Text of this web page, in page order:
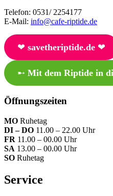
Telefon: 0531/ 2254177
E-Mail: info@cafe-riptide.de
❤︎ savetheriptide.de❤︎
➸ Mit dem Riptide in
Öffnungszeiten
MO Ruhetag
DI – DO 11.00 – 22.00 Uhr
FR 11.00 – 00.00 Uhr
SA 13.00 – 00.00 Uhr
SO Ruhetag
Service